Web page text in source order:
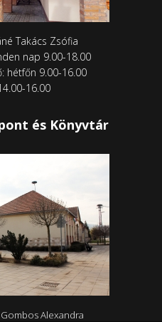
Takács Zsófia
nap 9.00-18.00
hétfőn 9.00-16.00
16.00
és Könyvtár
Alexandra